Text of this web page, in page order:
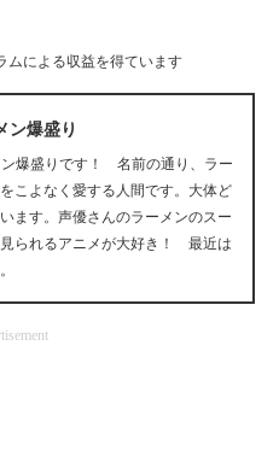
による収益を得ています
ン爆盛り
ン爆盛りです！ 名前の通り、ラー
こよなく愛する人間です。大体ど
ます。声優さんのラーメンのスー
られるアニメが大好き！ 最近は